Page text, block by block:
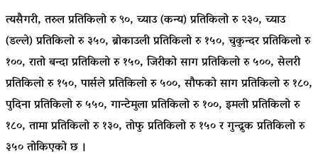
त्यसैगरी, तरुल प्रतिकिलो रु ९०, च्याउ (कन्य) प्रतिकिलो रु २३०, च्याउ
(डल्ले) प्रतिकिलो रु ३५०, ब्रोकाउली प्रतिकिलो रु १५०, चुकुन्दर प्रतिकिलो रु
१००, रातो बन्दा प्रतिकिलो रु १५०, जिरीको साग प्रतिकिलो रु ५००, सेलरी
प्रतिकिलो रु १५०, पार्सले प्रतिकिलो रु ५००, सौफको साग प्रतिकिलो रु १८०,
पुदिना प्रतिकिलो रु ५५०, गान्टेमुला प्रतिकिलो रु १००, इमली प्रतिकिलो रु
१८०, तामा प्रतिकिलो रु १३०, तोफु प्रतिकिलो रु १५० र गुन्द्रुक प्रतिकिलो रु
३५० तोकिएको छ ।